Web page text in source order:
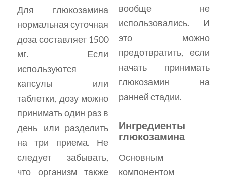
Для глюкозамина
нормальная суточная
доза составляет 1500
мг. Если
используются
капсулы или
таблетки, дозу можно
принимать один раз в
день или разделить
на три приема. Не
следует забывать,
что организм также
вообще не
использовались. И
это можно
предотвратить, если
начать принимать
глюкозамин на
ранней стадии.
Ингредиенты
глюкозамина
Основным
компонентом